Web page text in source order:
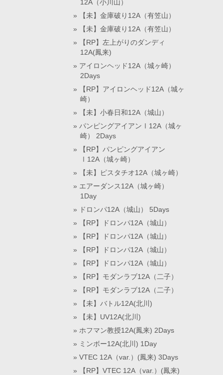
12A（小川山）
【未】金庫破り12A（有笠山）
【未】金庫破り12A（有笠山）
【RP】左上がりのダンディ
12A(鳳来)
アイロンヘッド12A（城ヶ崎）
2Days
【RP】アイロンヘッド12A（城ヶ
崎）
【未】小春日和12A（城山）
パンピングアイアンⅠ12A（城ヶ
崎） 2Days
【RP】パンピングアイアン
Ⅰ12A（城ヶ崎）
【未】ピスタチオ12A（城ヶ崎）
エアーダンス12A（城ヶ崎）
1Day
ドロンパ12A（城山） 5Days
【RP】ドロンパ12A（城山）
【RP】ドロンパ12A（城山）
【RP】ドロンパ12A（城山）
【RP】ドロンパ12A（城山）
【RP】モダンラブ12A（二子）
【RP】モダンラブ12A（二子）
【未】バトル12A(北川)
【未】UV12A(北川)
ホフマン教授12A(鳳来) 2Days
ミンボー12A(北川) 1Day
VTEC 12A（var.）(鳳来) 3Days
【RP】VTEC 12A（var.）(鳳来)